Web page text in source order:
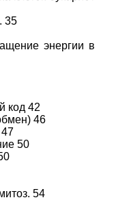
35
энергии в
код 42
46
50
54